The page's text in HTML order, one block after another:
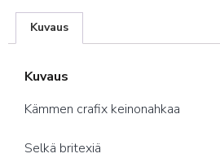
Kuvaus
Kuvaus
Kämmen crafix keinonahkaa
Selkä britexiä